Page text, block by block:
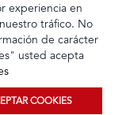
SUSCRIBIRSE
reservados
experiencia en
tráfico. No
de carácter
usted acepta
COOKIES